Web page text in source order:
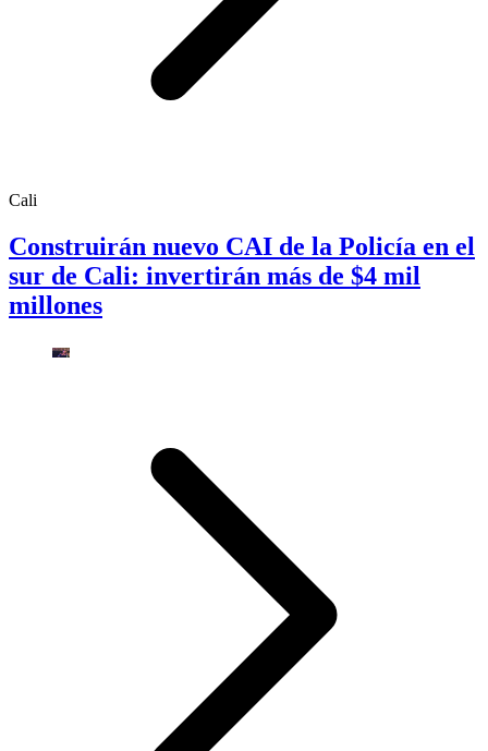
Cali
Construirán nuevo CAI de la Policía en el
sur de Cali: invertirán más de $4 mil
millones